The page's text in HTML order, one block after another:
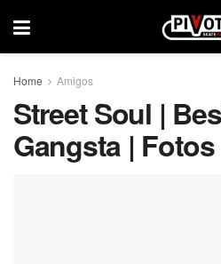
Home Amigos
Street Soul |
Gangsta | Fotos